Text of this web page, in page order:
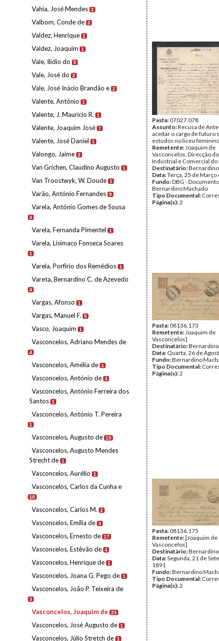
Vahia, José Mendes 3
Valbom, Conde de 2
Valdez, Henrique 1
Valdez, Joaquim 1
Vale, Ilídio do 5
Vale, José do 2
Vale, José Inácio Brandão e 2
Valente, António 1
Valente, J. Maurício R. 1
Valente, Joaquim José 7
Valente, José Daniel 1
Valongo, Jaime 2
Van Grichen, Claudino Augusto 1
Van Troostwyk, W. Doude 1
Varão, António Fernandes 9
Varela, António Gomes de Sousa
3
Varela, Fernanda Pimentel 1
Varela, Lisímaco Fonseca Soares
1
Varela, Porfírio dos Remédios 1
Vareta, Bernardino C. de Azevedo
4
Vargas, Afonso 1
Vargas, Manuel F. 5
Vasco, Joaquim 1
Vasconcelos, Adriano Mendes de
4
Vasconcelos, Amélia de 1
Vasconcelos, António de 3
Vasconcelos, António Ferreira dos
Santos 1
Vasconcelos, António T. Pereira
1
Vasconcelos, Augusto de 15
Vasconcelos, Augusto Mendes
Strecht de 1
Vasconcelos, Aurélio 1
Vasconcelos, Carlos da Cunha e
10
Vasconcelos, Carlos M. 2
Vasconcelos, Emília de 3
Vasconcelos, Ernesto de 17
Vasconcelos, Estêvão de 4
Vasconcelos, Henrique de 1
Vasconcelos, Joana G. Pego de 1
Vasconcelos, João P. Teixeira de
3
Vasconcelos, Joaquim de 23
Vasconcelos, José Augusto de 1
Vasconcelos, Júlio Stretch de 1
Pasta:07027.078
Assunto:Recusa de
aceitar o cargo de futuro
estudos no liceu
Remetente:Joaquim de
Vasconcelos, Direcção
Industrial e Comercial do
Destinatário:
Data:Terça, 25 de Março
Fundo:DBG -
Bernardino Machado
Tipo Documental:
Página(s):2
Pasta:08136.173
Remetente:Joaquim de
Vasconcelos]
Destinatário:
Data: Quarta, 26 de
Fundo:Bernardino
Tipo Documental:
Página(s):2
Pasta:08136.175
Remetente:[Joaquim de
Vasconcelos]
Destinatário:
Data:Segunda, 21 de
1891
Fundo:Bernardino
Tipo Documental:
Página(s):2